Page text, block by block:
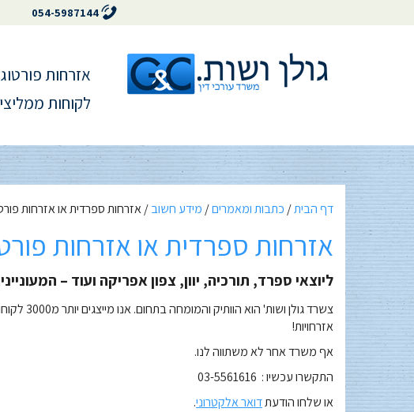
054-5987144
אזרחות
לקוחות
דף הבית/ כתבות ומאמרים/ מידע חשוב/אזרחות ספרדית או אזרחות
אזרחות ספרדית או אזרחות
ליוצאי ספרד, תורכיה, יוון, צפון אפריקה ועוד –
צשרד
אזרחויות!
אף משרד אחר לא משתווה לנו.
התקשרו עכשיו : 03-5561616
או שלחו הודעתדואר אלקטרוני.